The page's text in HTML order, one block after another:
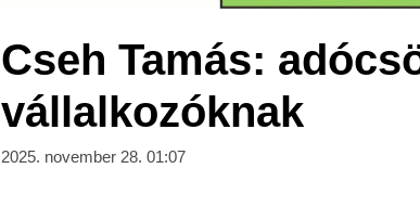
Cseh Tamás:
vállalkozóknak
2025. november 28. 01:07